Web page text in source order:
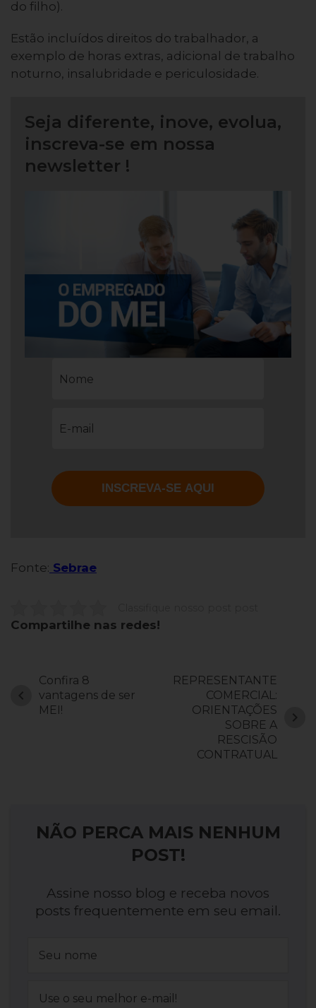
do filho).
Estão incluídos direitos do trabalhador, a
exemplo de horas extras, adicional de trabalho
noturno, insalubridade e periculosidade.
Seja diferente, inove, evolua,
inscreva-se em nossa
newsletter !
Fonte: Sebrae
Compartilhe nas redes!
Confira 8
vantagens de ser
MEI!
chevron_left
REPRESENTANTE
COMERCIAL:
ORIENTAÇÕES
SOBRE A
RESCISÃO
CONTRATUAL
chevron_right
NÃO PERCA MAIS NENHUM
POST!
Assine nosso blog e receba novos
posts frequentemente em seu email.